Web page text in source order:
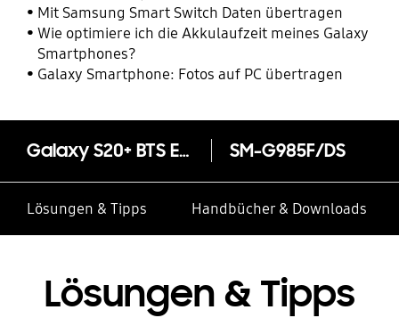
Mit Samsung Smart Switch Daten übertragen
Wie optimiere ich die Akkulaufzeit meines Galaxy
Smartphones?
Galaxy Smartphone: Fotos auf PC übertragen
Galaxy S20+ BTS Edition SM-G985F/DS
Lösungen & Tipps Handbücher & Downloads
Lösungen & Tipps